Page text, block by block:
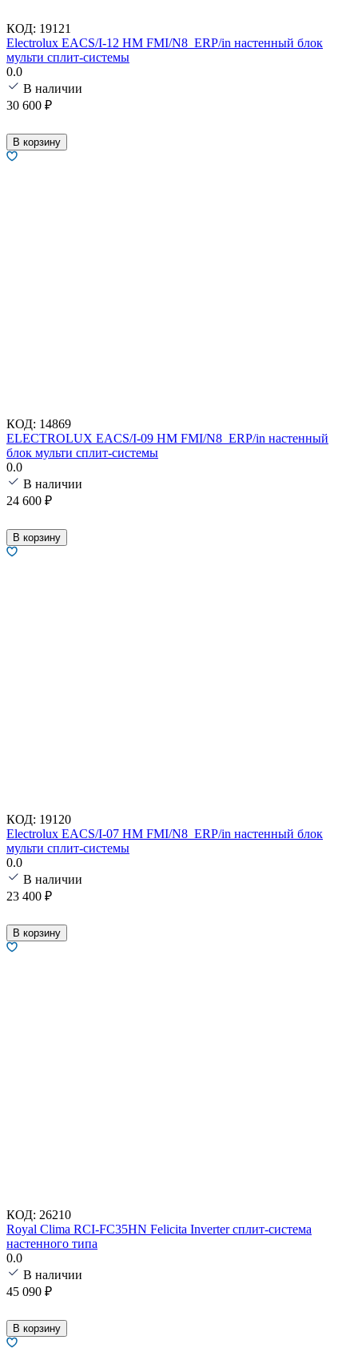
КОД: 19121
Electrolux EACS/I-12 HM FMI/N8_ERP/in настенный блок
мульти сплит-системы
0.0
В наличии
30 600 ₽
В корзину
КОД: 14869
ELECTROLUX EACS/I-09 HM FMI/N8_ERP/in настенный
блок мульти сплит-системы
0.0
В наличии
24 600 ₽
В корзину
КОД: 19120
Electrolux EACS/I-07 HM FMI/N8_ERP/in настенный блок
мульти сплит-системы
0.0
В наличии
23 400 ₽
В корзину
КОД: 26210
Royal Clima RCI-FC35HN Felicita Inverter сплит-система
настенного типа
0.0
В наличии
45 090 ₽
В корзину